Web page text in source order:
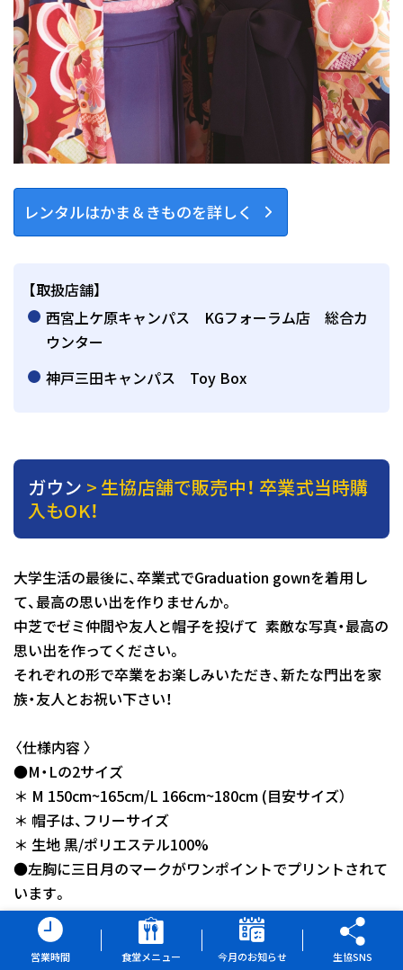
レンタルはかま＆きものを詳しく
【取扱店舗】
西宮上ケ原キャンパス KGフォーラム店 総合カ
ウンター
神戸三田キャンパス Toy Box
ガウン > 生協店舗で販売中！ 卒業式当時購
入もOK！
大学生活の最後に、卒業式でGraduation gownを着用し
て、最高の思い出を作りませんか。
中芝でゼミ仲間や友人と帽子を投げて 素敵な写真・最高の
思い出を作ってください。
それぞれの形で卒業をお楽しみいただき、新たな門出を家
族・友人とお祝い下さい！
〈仕様内容 〉
●M・Lの2サイズ
＊ M 150cm~165cm/L 166cm~180cm (目安サイズ）
＊ 帽子は、フリーサイズ
＊ 生地 黒/ポリエステル100%
●左胸に三日月のマークがワンポイントでプリントされて
います。
＊ 背中にプリントはありません。
営業時間 食堂メニュー 今月のお知らせ 生協SNS